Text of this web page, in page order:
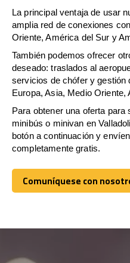
La principal ventaja de usar
amplia red de conexiones
Oriente, América del Sur y
También podemos ofrecer
deseado: traslados al
servicios de chófer y gestión
Europa, Asia, Medio
Para obtener una oferta
minibús o minivan en
botón a continuación y
completamente gratis.
Comuníquese con
Comuníquese con